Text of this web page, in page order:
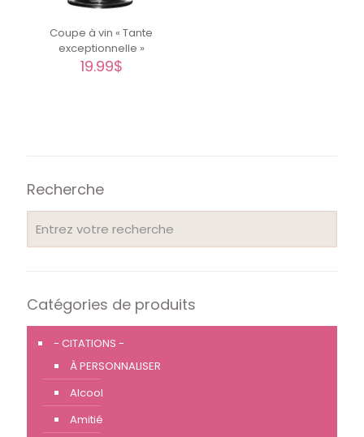
Coupe à vin « Tante
exceptionnelle »
19.99$
Recherche
Catégories de produits
- CITATIONS -
À PERSONNALISER
Alcool
Amitié